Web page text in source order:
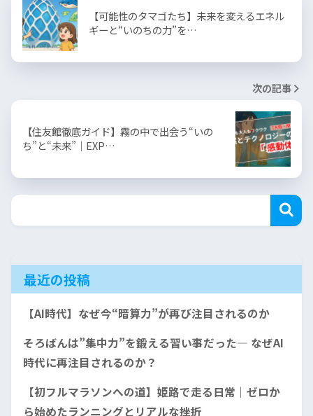
【可能性のタマゴたち】未来を変えるエネル
ギーと“いのちの力”を…
次の記事
【住友館徹底ガイド】霧の中で出会う“いの
ち”と“未来”｜EXP…
最近の投稿
【AI時代】なぜ今“暗算力”が再び注目されるのか
そろばんは”集中力”を鍛える習い事だった— なぜAI
時代に再注目されるのか？
【初フルマラソンへの道】姫路で走る日常｜ゼロか
ら始めたランニングとリアルな挫折